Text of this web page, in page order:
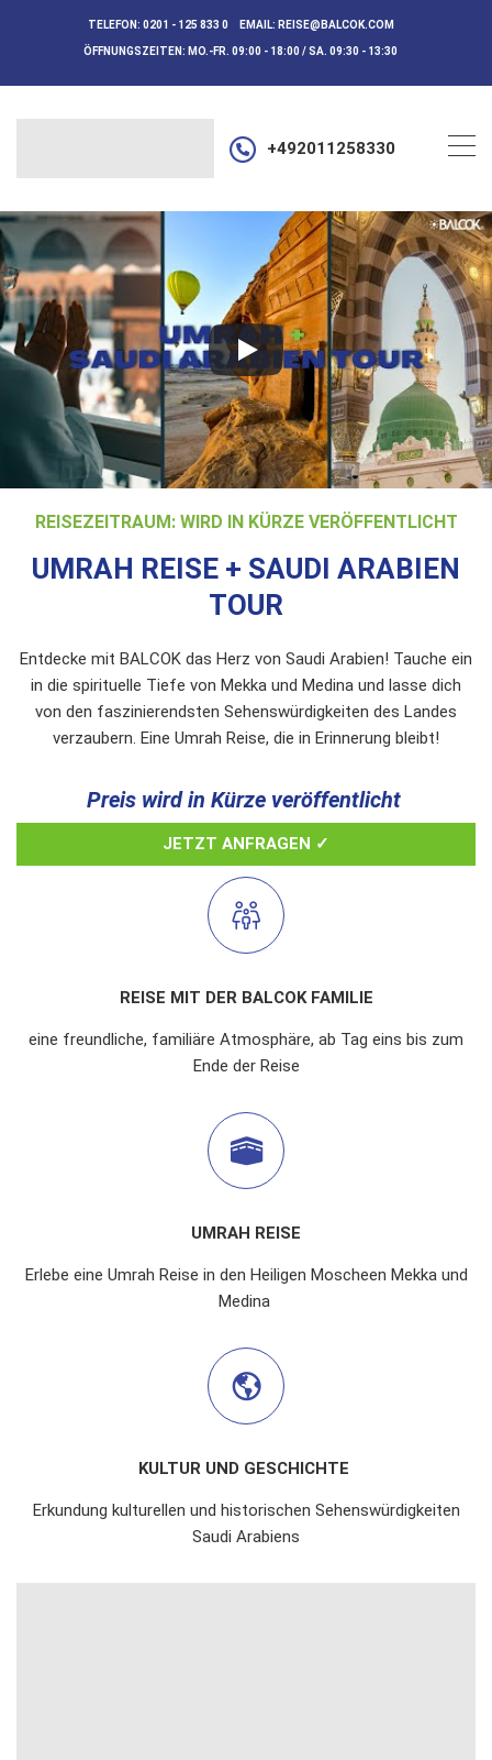
TELEFON: 0201 - 125 833 0 EMAIL: REISE@BALCOK.COM
ÖFFNUNGSZEITEN: MO.-FR. 09:00 - 18:00 / SA. 09:30 - 13:30
+492011258330
REISEZEITRAUM: WIRD IN KÜRZE VERÖFFENTLICHT
UMRAH REISE + SAUDI ARABIEN
TOUR
Entdecke mit BALCOK das Herz von Saudi Arabien! Tauche ein
in die spirituelle Tiefe von Mekka und Medina und lasse dich
von den faszinierendsten Sehenswürdigkeiten des Landes
verzaubern. Eine Umrah Reise, die in Erinnerung bleibt!
Preis wird in Kürze veröffentlicht
JETZT ANFRAGEN ✓
REISE MIT DER BALCOK FAMILIE
eine freundliche, familiäre Atmosphäre, ab Tag eins bis zum
Ende der Reise
UMRAH REISE
Erlebe eine Umrah Reise in den Heiligen Moscheen Mekka und
Medina
KULTUR UND GESCHICHTE
Erkundung kulturellen und historischen Sehenswürdigkeiten
Saudi Arabiens